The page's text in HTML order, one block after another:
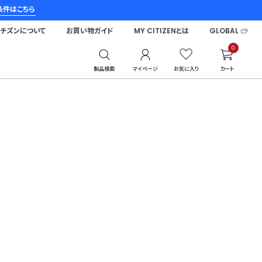
はこちら
製品検索 マイページ お気に入り
0
カート
ズンについて お買い物ガイド MY CITIZENとは GLOBAL